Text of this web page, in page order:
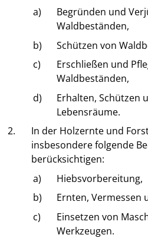
a)
Begründen und
Waldbeständen,
b)
Schützen von
c)
Erschließen und
Waldbeständen,
d)
Erhalten, Schützen
Lebensräume.
2.
In der Holzernte und
insbesondere folgende
berücksichtigen:
a)
Hiebsvorbereitung,
b)
Ernten, Vermessen
c)
Einsetzen von
Werkzeugen.